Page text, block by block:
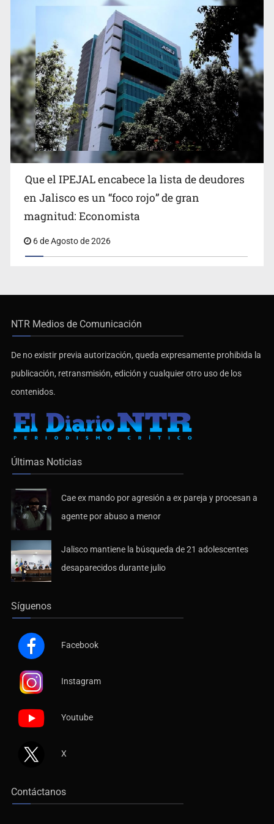
Que el IPEJAL encabece la lista de deudores
en Jalisco es un “foco rojo” de gran
magnitud: Economista
6 de Agosto de 2026
NTR Medios de Comunicación
De no existir previa autorización, queda expresamente prohibida la
publicación, retransmisión, edición y cualquier otro uso de los
contenidos.
Últimas Noticias
Cae ex mando por agresión a ex pareja y procesan a
agente por abuso a menor
Jalisco mantiene la búsqueda de 21 adolescentes
desaparecidos durante julio
Síguenos
Facebook
Instagram
Youtube
X
Contáctanos